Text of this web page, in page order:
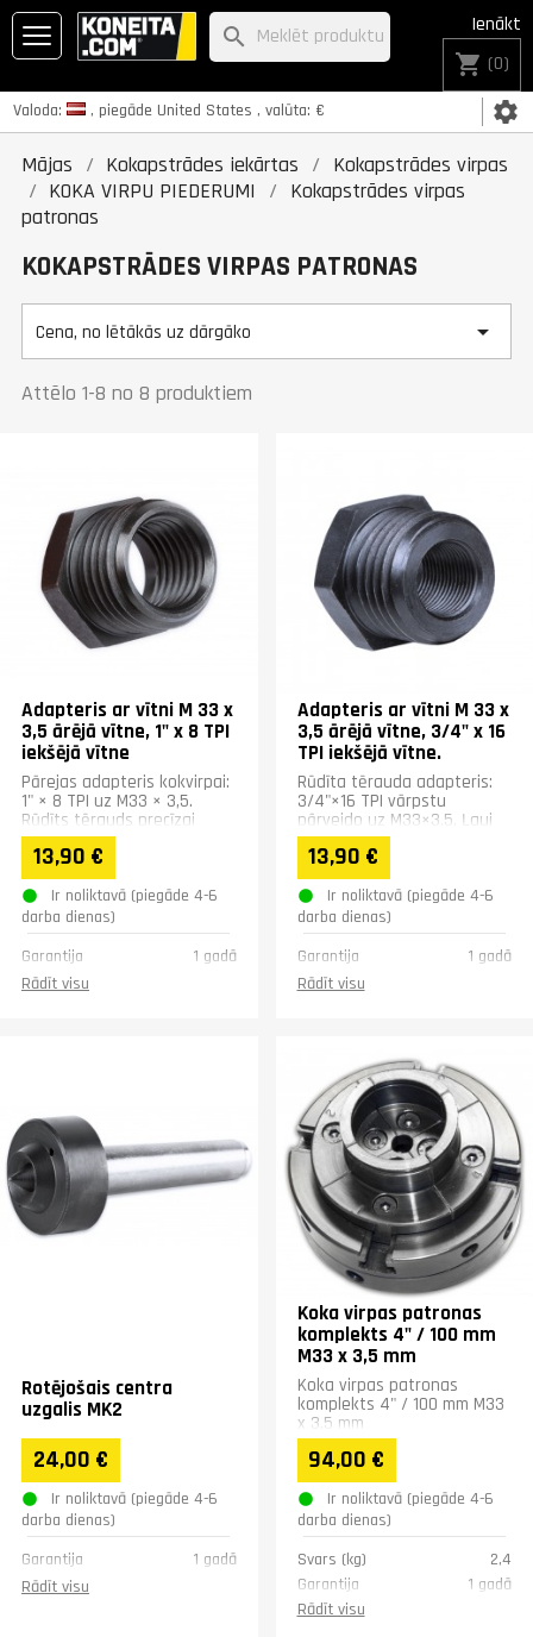
Valoda: , piegāde United States , valūta: € settings
Ienākt
shopping_cart (0)
search
Mājas Kokapstrādes iekārtas
Kokapstrādes virpas
KOKA VIRPU PIEDERUMI
Kokapstrādes virpas
patronas
KOKAPSTRĀDES VIRPAS PATRONAS
Cena, no lētākās uz dārgāko 
Attēlo 1-8 no 8 produktiem
Adapteris ar vītni M 33 x
3,5 ārējā vītne, 1" x 8 TPI
iekšējā vītne
Pārejas adapteris kokvirpai:
1" × 8 TPI uz M33 × 3,5.
Rūdīts tērauds precīzai
saderībai. Sešstūris ērtai
uzstādīšanai un...
13,90 €
Ir noliktavā (piegāde 4-6
darba dienas)
Garantija
1 gadā
Rādīt visu
Adapteris ar vītni M 33 x
3,5 ārējā vītne, 3/4" x 16
TPI iekšējā vītne.
Rūdīta tērauda adapteris:
3/4"×16 TPI vārpstu
pārveido uz M33×3,5. Ļauj
lietot M33 patronas un
piederumus. Sešstūra
forma...
13,90 €
Ir noliktavā (piegāde 4-6
darba dienas)
Garantija
1 gadā
Rādīt visu
Rotējošais centra
uzgalis MK2
24,00 €
Ir noliktavā (piegāde 4-6
darba dienas)
Garantija
1 gadā
Rādīt visu
Koka virpas patronas
komplekts 4" / 100 mm
M33 x 3,5 mm
Koka virpas patronas
komplekts 4" / 100 mm M33
x 3,5 mm
94,00 €
Ir noliktavā (piegāde 4-6
darba dienas)
Svars (kg)
2,4
Garantija
1 gadā
Rādīt visu